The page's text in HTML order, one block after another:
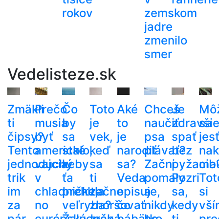
rokov
zemskom
jadre
zmenilo
smer
Vedelisteze.sk
Zmäkli
ti
čipsy?
Tento
jednoduchý
trik
im
za
Prečo
musia
byť
americké
vajcia
v
chladničke,
no
Čo
by
sa
stalo,
keby
ťa
prehltla
veľryba?
Toto
je
vek,
keď
sa
ti
začne
zhoršovať
Aké
to
je
narodiť
sa?
Veda
opisuje,
čo
Chceš
naučiť
psa
plávať?
Začni
pomaly
a
nikdy
Je
zdravšie
spať
bez
Pozri
sa,
kedy
sa
jesť
si